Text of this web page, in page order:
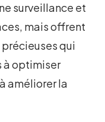
surveillance et
mais offrent
qui
à optimiser
améliorer la